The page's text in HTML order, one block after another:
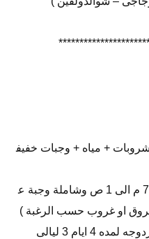
+ مياه + وجبات خفيف
السعر : 1850 ج ( سهرة بدوى من 7 م الى 1 ص وشاملة وجبة ع
ايام 3 ليالى